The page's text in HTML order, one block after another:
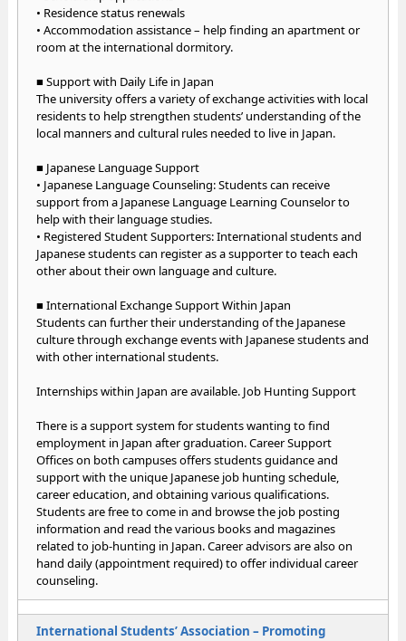
• Residence status renewals
• Accommodation assistance – help finding an apartment or
room at the international dormitory.
■ Support with Daily Life in Japan
The university offers a variety of exchange activities with local
residents to help strengthen students’ understanding of the
local manners and cultural rules needed to live in Japan.
■ Japanese Language Support
• Japanese Language Counseling: Students can receive
support from a Japanese Language Learning Counselor to
help with their language studies.
• Registered Student Supporters: International students and
Japanese students can register as a supporter to teach each
other about their own language and culture.
■ International Exchange Support Within Japan
Students can further their understanding of the Japanese
culture through exchange events with Japanese students and
with other international students.
Internships within Japan are available. Job Hunting Support
There is a support system for students wanting to find
employment in Japan after graduation. Career Support
Offices on both campuses offers students guidance and
support with the unique Japanese job hunting schedule,
career education, and obtaining various qualifications.
Students are free to come in and browse the job posting
information and read the various books and magazines
related to job-hunting in Japan. Career advisors are also on
hand daily (appointment required) to offer individual career
counseling.
International Students’ Association – Promoting